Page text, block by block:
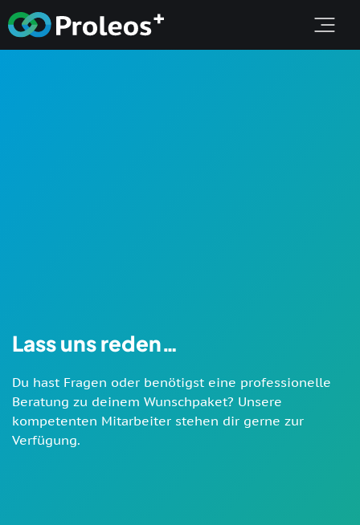
Lass uns reden…
Du hast Fragen oder benötigst eine professionelle
Beratung zu deinem Wunschpaket? Unsere
kompetenten Mitarbeiter stehen dir gerne zur
Verfügung.